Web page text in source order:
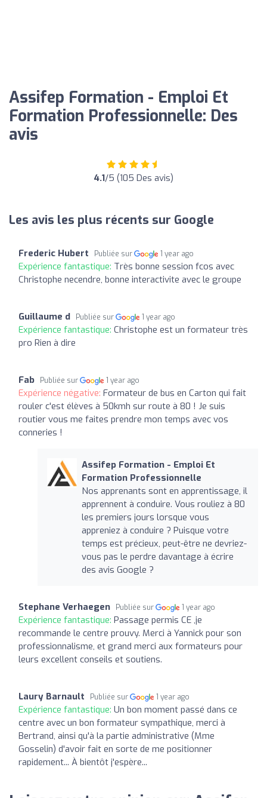
Assifep Formation - Emploi Et
Formation Professionnelle: Des
avis
4.1/5 (105 Des avis)
Les avis les plus récents sur Google
Frederic Hubert Publiée sur 1 year ago
Expérience fantastique: Très bonne session fcos avec
Christophe necendre, bonne interactivite avec le groupe
Guillaume d Publiée sur 1 year ago
Expérience fantastique: Christophe est un formateur très
pro Rien à dire
Fab Publiée sur 1 year ago
Expérience négative: Formateur de bus en Carton qui fait
rouler c'est élèves à 50kmh sur route à 80 ! Je suis
routier vous me faites prendre mon temps avec vos
conneries !
Assifep Formation - Emploi Et
Formation Professionnelle
Nos apprenants sont en apprentissage, il
apprennent à conduire. Vous rouliez à 80
les premiers jours lorsque vous
appreniez à conduire ? Puisque votre
temps est précieux, peut-être ne devriez-
vous pas le perdre davantage à écrire
des avis Google ?
Stephane Verhaegen Publiée sur 1 year ago
Expérience fantastique: Passage permis CE ,je
recommande le centre prouvy. Merci à Yannick pour son
professionnalisme, et grand merci aux formateurs pour
leurs excellent conseils et soutiens.
Laury Barnault Publiée sur 1 year ago
Expérience fantastique: Un bon moment passé dans ce
centre avec un bon formateur sympathique, merci à
Bertrand, ainsi qu'à la partie administrative (Mme
Gosselin) d'avoir fait en sorte de me positionner
rapidement... À bientôt j'espère...